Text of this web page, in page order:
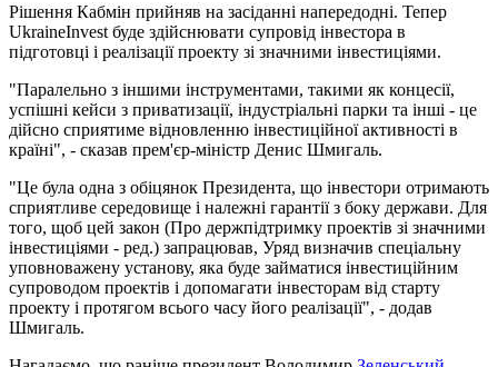
Рішення Кабмін прийняв на засіданні напередодні. Тепер
UkraineInvest буде здійснювати супровід інвестора в
підготовці і реалізації проекту зі значними інвестиціями.
"Паралельно з іншими інструментами, такими як концесії,
успішні кейси з приватизації, індустріальні парки та інші - це
дійсно сприятиме відновленню інвестиційної активності в
країні", - сказав прем'єр-міністр Денис Шмигаль.
"Це була одна з обіцянок Президента, що інвестори отримають
сприятливе середовище і належні гарантії з боку держави. Для
того, щоб цей закон (Про держпідтримку проектів зі значними
інвестиціями - ред.) запрацював, Уряд визначив спеціальну
уповноважену установу, яка буде займатися інвестиційним
супроводом проектів і допомагати інвесторам від старту
проекту і протягом всього часу його реалізації", - додав
Шмигаль.